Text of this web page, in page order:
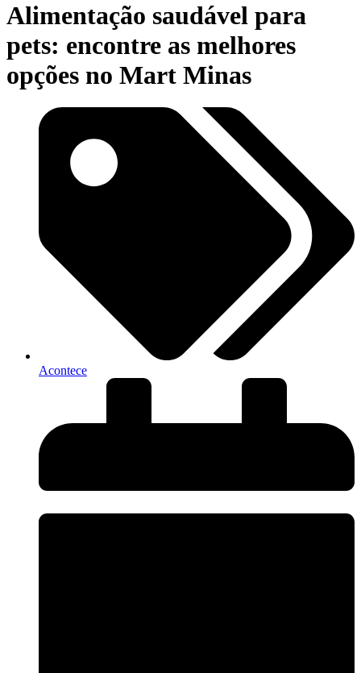
Alimentação saudável para
pets: encontre as melhores
opções no Mart Minas
Acontece